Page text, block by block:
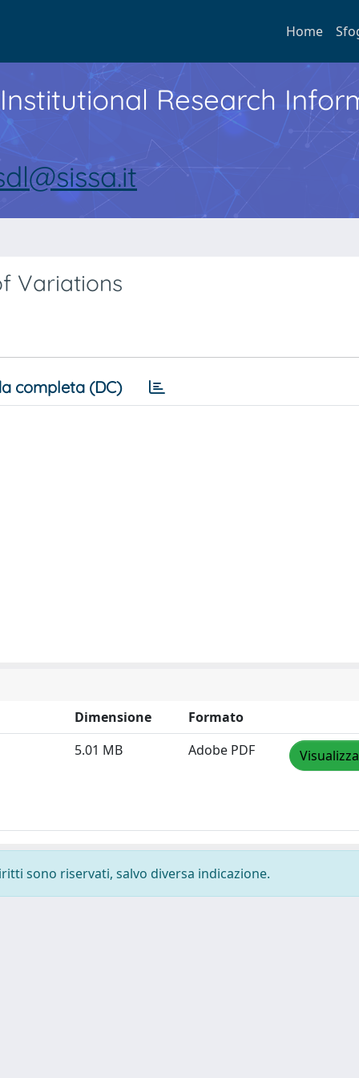
Home
Institutional Research
Variations
completa (DC)
Dimensione
Formato
5.01 MB
Adobe PDF
sono riservati, salvo diversa indicazione.